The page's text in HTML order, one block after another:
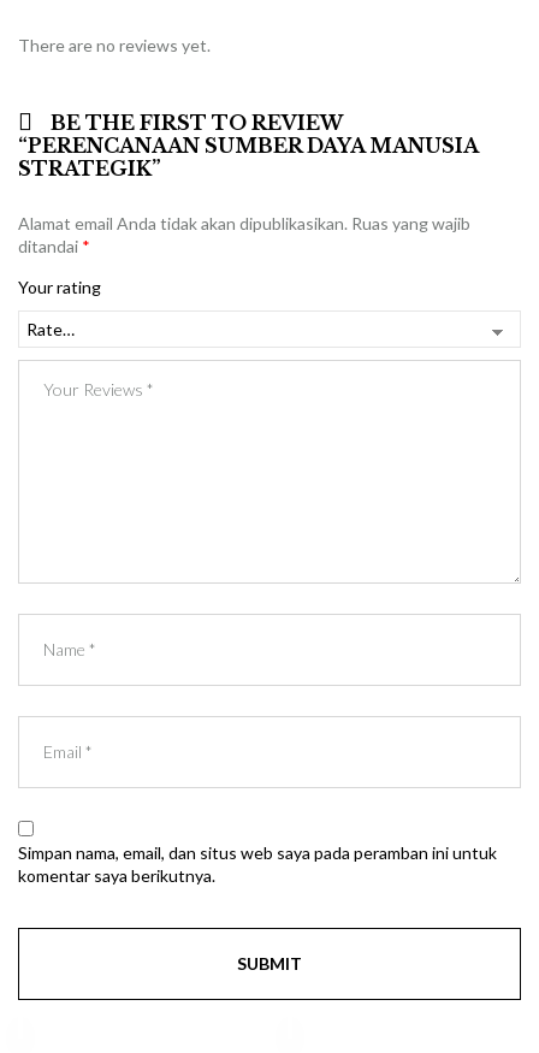
There are no reviews yet.
BE THE FIRST TO REVIEW
“PERENCANAAN SUMBER DAYA MANUSIA
STRATEGIK”
Alamat email Anda tidak akan dipublikasikan. Ruas yang wajib
ditandai *
Your rating
Simpan nama, email, dan situs web saya pada peramban ini untuk
komentar saya berikutnya.